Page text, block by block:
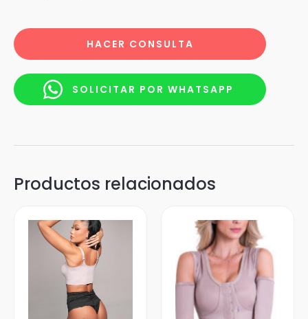
HACER CONSULTA
SOLICITAR POR WHATSAPP
Productos relacionados